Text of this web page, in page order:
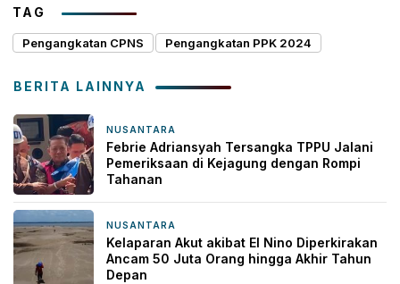
TAG
Pengangkatan CPNS Pengangkatan PPK 2024
BERITA LAINNYA
NUSANTARA
Febrie Adriansyah Tersangka TPPU Jalani
Pemeriksaan di Kejagung dengan Rompi
Tahanan
NUSANTARA
Kelaparan Akut akibat El Nino Diperkirakan
Ancam 50 Juta Orang hingga Akhir Tahun
Depan